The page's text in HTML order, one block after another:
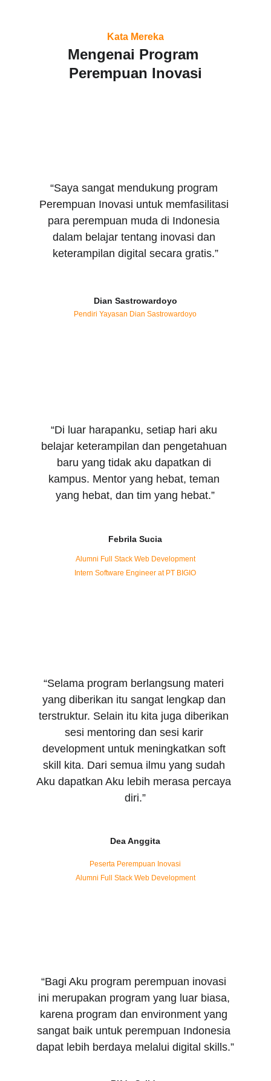
Mengenai Program
Perempuan Inovasi
Kata Mereka
“Saya sangat mendukung program
Perempuan Inovasi untuk memfasilitasi
para perempuan muda di Indonesia
dalam belajar tentang inovasi dan
keterampilan digital secara gratis.”
Dian Sastrowardoyo
Pendiri Yayasan Dian Sastrowardoyo
“Di luar harapanku, setiap hari aku
belajar keterampilan dan pengetahuan
baru yang tidak aku dapatkan di
kampus. Mentor yang hebat, teman
yang hebat, dan tim yang hebat.”
Febrila Sucia
Alumni Full Stack Web Development
Intern Software Engineer at PT BIGIO
“Selama program berlangsung materi
yang diberikan itu sangat lengkap dan
terstruktur. Selain itu kita juga diberikan
sesi mentoring dan sesi karir
development untuk meningkatkan soft
skill kita. Dari semua ilmu yang sudah
Aku dapatkan Aku lebih merasa percaya
diri.”
Dea Anggita
Peserta Perempuan Inovasi
Alumni Full Stack Web Development
“Bagi Aku program perempuan inovasi
ini merupakan program yang luar biasa,
karena program dan environment yang
sangat baik untuk perempuan Indonesia
dapat lebih berdaya melalui digital skills.”